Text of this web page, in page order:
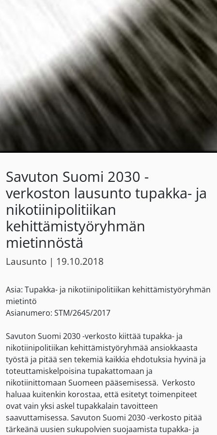
Savuton Suomi 2030 -
verkoston lausunto tupakka- ja
nikotiinipolitiikan
kehittämistyöryhmän
mietinnöstä
Lausunto | 19.10.2018
Asia: Tupakka- ja nikotiinipolitiikan kehittämistyöryhmän
mietintö
Asianumero: STM/2645/2017
Savuton Suomi 2030 -verkosto kiittää tupakka- ja
nikotiinipolitiikan kehittämistyöryhmää ansiokkaasta
työstä ja pitää sen tekemiä kaikkia ehdotuksia hyvinä ja
toteuttamiskelpoisina tupakattomaan ja
nikotiinittomaan Suomeen pääsemisessä. Verkosto
haluaa kuitenkin korostaa, että esitetyt toimenpiteet
ovat vain yksi askel tupakkalain tavoitteen
saavuttamisessa. Savuton Suomi 2030 -verkosto pitää
tärkeänä uusien sukupolvien suojaamista tupakka- ja